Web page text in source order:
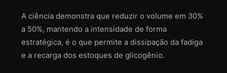
A ciência demonstra que reduzir o volume em 30%
a 50%, mantendo a intensidade de forma
estratégica, é o que permite a dissipação da fadiga
e a recarga dos estoques de glicogênio.